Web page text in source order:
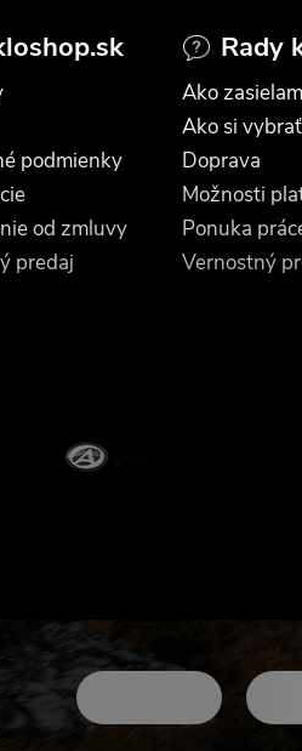
podmienky
od zmluvy
predaj
Rady
Ako
Ako si
Doprava
Možnosti
Ponuka
Vernostný